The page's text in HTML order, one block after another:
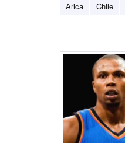
Arica Chile